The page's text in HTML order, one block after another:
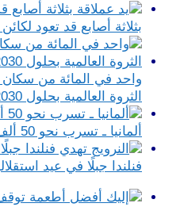
بثلاثة أصابع قد تعود
واحد في المائة من
الثروة العالمية بحلول 2030
ألمانيا ـ تسرب نحو 50 ألف تلميذ سنويا دون مؤهل
فنلندا جبلًا في عيد